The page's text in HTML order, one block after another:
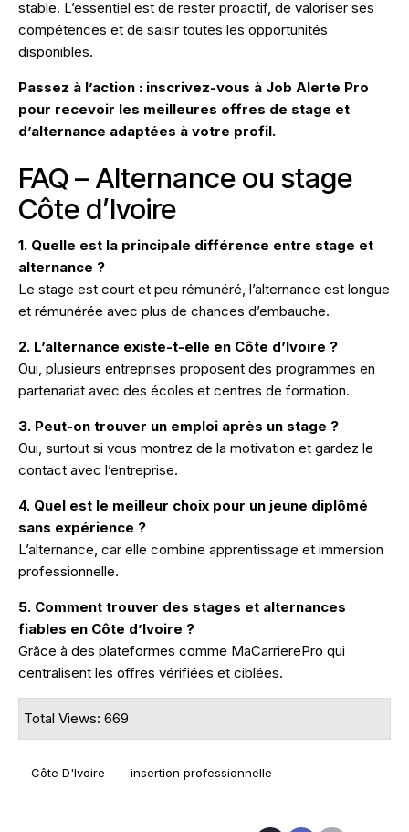
stable. L’essentiel est de rester proactif, de valoriser ses
compétences et de saisir toutes les opportunités
disponibles.
Passez à l’action : inscrivez-vous à Job Alerte Pro
pour recevoir les meilleures offres de stage et
d’alternance adaptées à votre profil.
FAQ – Alternance ou stage
Côte d’Ivoire
1. Quelle est la principale différence entre stage et
alternance ?
Le stage est court et peu rémunéré, l’alternance est longue
et rémunérée avec plus de chances d’embauche.
2. L’alternance existe-t-elle en Côte d’Ivoire ?
Oui, plusieurs entreprises proposent des programmes en
partenariat avec des écoles et centres de formation.
3. Peut-on trouver un emploi après un stage ?
Oui, surtout si vous montrez de la motivation et gardez le
contact avec l’entreprise.
4. Quel est le meilleur choix pour un jeune diplômé
sans expérience ?
L’alternance, car elle combine apprentissage et immersion
professionnelle.
5. Comment trouver des stages et alternances
fiables en Côte d’Ivoire ?
Grâce à des plateformes comme MaCarrierePro qui
centralisent les offres vérifiées et ciblées.
Total Views: 669
Côte D'Ivoire insertion professionnelle